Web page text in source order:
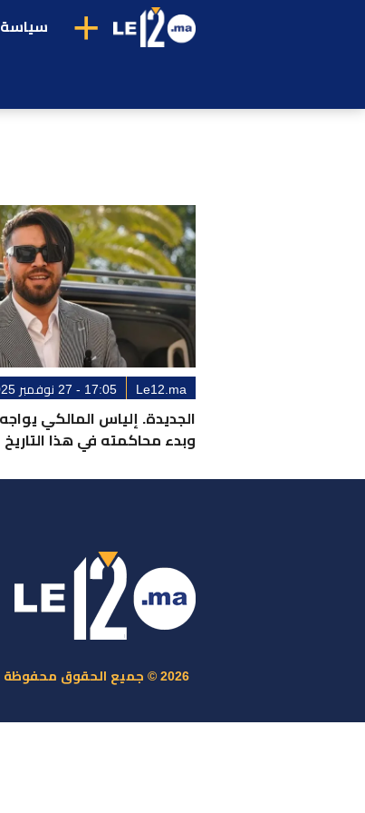
+ سياسة
Le12.ma 17:05 - 27 نوفمبر 2025
وبدء محاكمته في هذا التاريخ
2026 © جميع الحقوق محفوظة